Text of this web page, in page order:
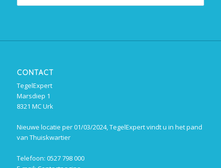
CONTACT
TegelExpert
Marsdiep 1
8321 MC Urk
Nieuwe locatie per 01/03/2024, TegelExpert vindt u in het pand
van Thuiskwartier
Telefoon: 0527 798 000